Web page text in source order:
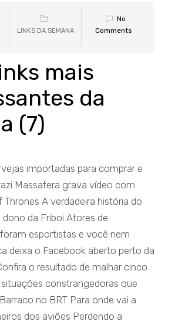
LINKS DA SEMANA
No
Comments
mais
da
(7)
importadas para comprar e
Massafera grava vídeo com
Thrones A verdadeira história do
da Friboi Atores de
esportistas e você nem
deixa o Facebook aberto perto da
o resultado de malhar cinco
situações constrangedoras que
no BRT Para onde vai a
dos aviões Perdendo a